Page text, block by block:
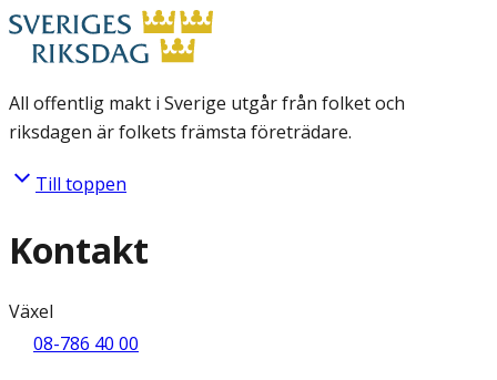
All offentlig makt i Sverige utgår från folket och
riksdagen är folkets främsta företrädare.
Till toppen
Kontakt
Växel
08-786 40 00